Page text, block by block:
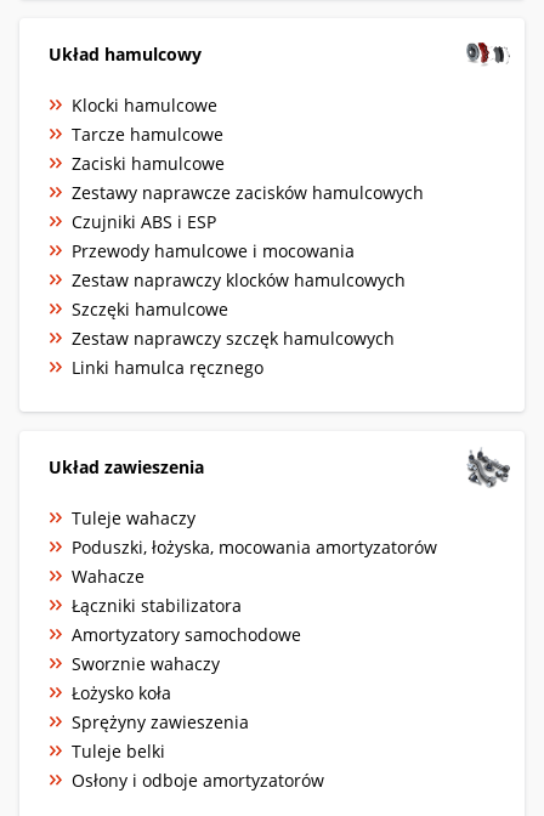
Układ hamulcowy
Klocki hamulcowe
Tarcze hamulcowe
Zaciski hamulcowe
Zestawy naprawcze zacisków hamulcowych
Czujniki ABS i ESP
Przewody hamulcowe i mocowania
Zestaw naprawczy klocków hamulcowych
Szczęki hamulcowe
Zestaw naprawczy szczęk hamulcowych
Linki hamulca ręcznego
Układ zawieszenia
Tuleje wahaczy
Poduszki, łożyska, mocowania amortyzatorów
Wahacze
Łączniki stabilizatora
Amortyzatory samochodowe
Sworznie wahaczy
Łożysko koła
Sprężyny zawieszenia
Tuleje belki
Osłony i odboje amortyzatorów